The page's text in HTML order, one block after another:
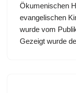
Ökumenischen
evangelischen
wurde vom
Gezeigt wurde